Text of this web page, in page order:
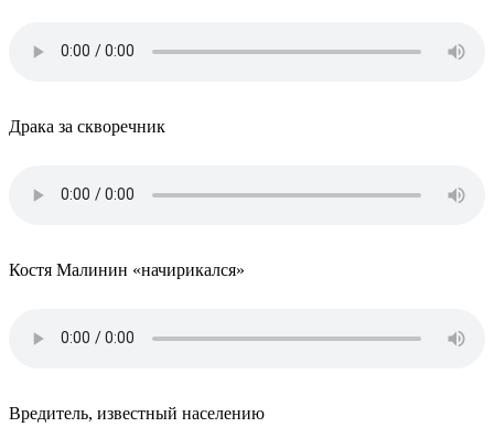
Драка за скворечник
Костя Малинин «начирикался»
Вредитель, известный населению